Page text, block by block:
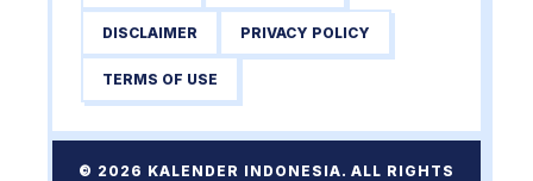
DISCLAIMER PRIVACY POLICY
TERMS OF USE
© 2026 KALENDER INDONESIA. ALL RIGHTS